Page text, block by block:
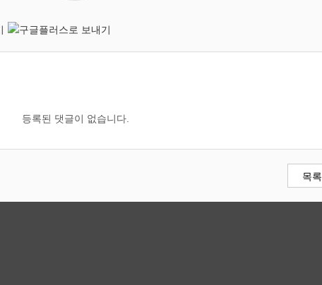
등록된 댓글이 없습니다.
목록